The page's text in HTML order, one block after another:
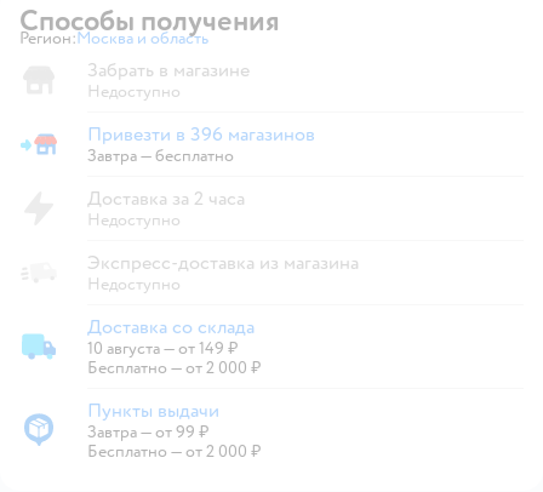
Способы получения
Регион: Выбор адреса доставки.
Москва и область
Забрать в магазине
Недоступно
Привезти в магазин
Привезти в 396 магазинов
Завтра—бесплатно
Доставка за 2 часа
Недоступно
Экспресс-доставка из магазина
Недоступно
Доставка со склада
Доставка со склада
10 августа—от 149 ₽
Бесплатно — от 2 000 ₽
Пункты выдачи
Пункты выдачи
Завтра—от 99 ₽
Бесплатно — от 2 000 ₽